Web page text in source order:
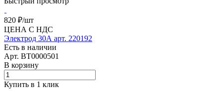
820 ₽/шт
ЦЕНА С НДС
Электрод 30А арт. 220192
Есть в наличии
Арт. BT0000501
В корзину
Купить в 1 клик